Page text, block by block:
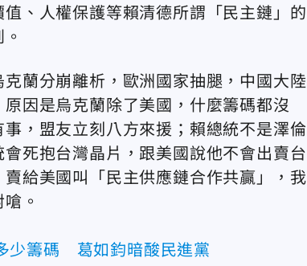
、人權保護等賴清德所謂「民主鏈」的
蘭分崩離析，歐洲國家抽腿，中國大陸
因是烏克蘭除了美國，什麼籌碼都沒
，盟友立刻八方來援；賴總統不是澤倫
死抱台灣晶片，跟美國說他不會出賣台
給美國叫「民主供應鏈合作共贏」，我
。
少籌碼 葛如鈞暗酸民進黨